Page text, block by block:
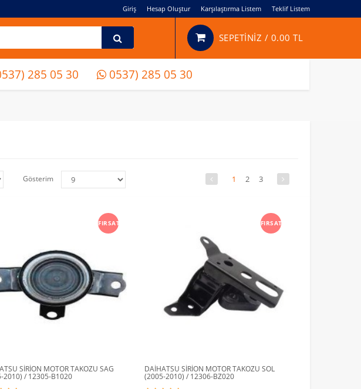
Giriş Hesap Oluştur Karşılaştırma Listem Teklif Listem
SEPETİNİZ / 0.00 TL
285 05 30 0537) 285 05 30
Gösterim 1 2 3
FIRSAT
SİRİON MOTOR TAKOZU SAG
2010) / 12305-B1020
FIRSAT
DAİHATSU SİRİON MOTOR TAKOZU SOL
(2005-2010) / 12306-BZ020